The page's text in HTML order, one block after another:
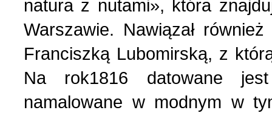
natura z nutami», która
Warszawie. Nawiązał
Franciszką Lubomirską, z
Na rok1816 datowane
namalowane w modnym w